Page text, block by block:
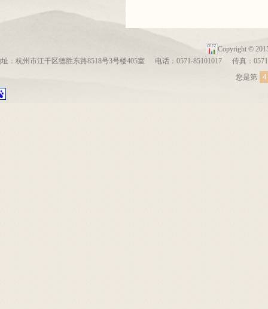
Copyright ©
：杭州市江干区德胜东路8518号3号楼405室
电话：0571-85101017
传真：
您是第
4